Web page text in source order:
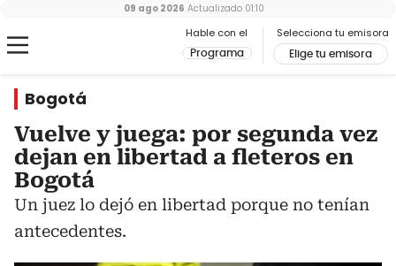
Hable con el
Programa
Selecciona tu emisora
Elige tu emisora
09 ago 2026 Actualizado 01:10
Bogotá
Vuelve y juega: por segunda vez
dejan en libertad a fleteros en
Bogotá
Un juez lo dejó en libertad porque no tenían
antecedentes.